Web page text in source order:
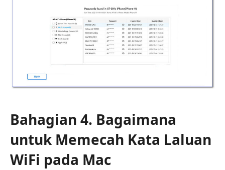
Bahagian 4. Bagaimana
untuk Memecah Kata Laluan
WiFi pada Mac